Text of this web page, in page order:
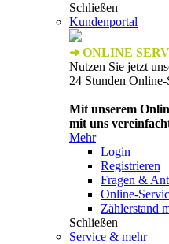
Schließen
Kundenportal
➜ ONLINE
Nutzen Sie jetzt
24 Stunden Online-
Mit unserem
mit uns
Mehr
Login
Registrieren
Fragen &
Online-
Zählerstand
Schließen
Service & mehr